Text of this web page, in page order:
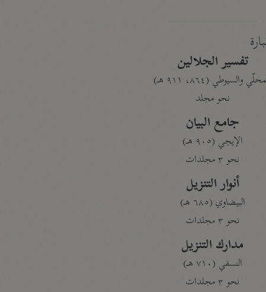
تفسير الجلالين
والسيوطي (٨٦٤، ٩١١ هـ)
نحو مجلد
جامع البيان
الإيجي (٩٠٥ هـ)
نحو ٣ مجلدات
أنوار التنزيل
البيضاوي (٦٨٥ هـ)
نحو ٣ مجلدات
مدارك التنزيل
النسفي (٧١٠ هـ)
نحو ٣ مجلدات